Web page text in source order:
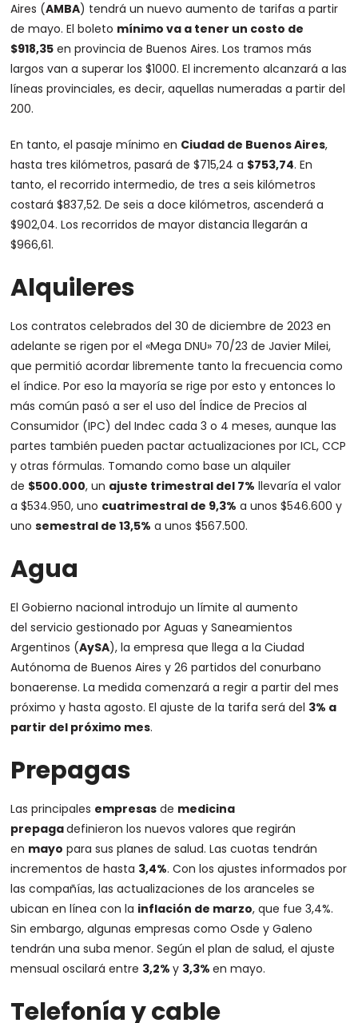
Aires (AMBA) tendrá un nuevo aumento de tarifas a partir
de mayo. El boleto mínimo va a tener un costo de
$918,35 en provincia de Buenos Aires. Los tramos más
largos van a superar los $1000. El incremento alcanzará a las
líneas provinciales, es decir, aquellas numeradas a partir del
200.
En tanto, el pasaje mínimo en Ciudad de Buenos Aires,
hasta tres kilómetros, pasará de $715,24 a $753,74. En
tanto, el recorrido intermedio, de tres a seis kilómetros
costará $837,52. De seis a doce kilómetros, ascenderá a
$902,04. Los recorridos de mayor distancia llegarán a
$966,61.
Alquileres
Los contratos celebrados del 30 de diciembre de 2023 en
adelante se rigen por el «Mega DNU» 70/23 de Javier Milei,
que permitió acordar libremente tanto la frecuencia como
el índice. Por eso la mayoría se rige por esto y entonces lo
más común pasó a ser el uso del Índice de Precios al
Consumidor (IPC) del Indec cada 3 o 4 meses, aunque las
partes también pueden pactar actualizaciones por ICL, CCP
y otras fórmulas. Tomando como base un alquiler
de $500.000, un ajuste trimestral del 7% llevaría el valor
a $534.950, uno cuatrimestral de 9,3% a unos $546.600 y
unosemestral de 13,5% a unos $567.500.
Agua
El Gobierno nacional introdujo un límite al aumento
del servicio gestionado por Aguas y Saneamientos
Argentinos (AySA), la empresa que llega a la Ciudad
Autónoma de Buenos Aires y 26 partidos del conurbano
bonaerense. La medida comenzará a regir a partir del mes
próximo y hasta agosto. El ajuste de la tarifa será del 3% a
partir del próximo mes.
Prepagas
Las principales empresas de medicina
prepagadefinieron los nuevos valores que regirán
en mayo para sus planes de salud. Las cuotas tendrán
incrementos de hasta 3,4%. Con los ajustes informados por
las compañías, las actualizaciones de los aranceles se
ubican en línea con la inflación de marzo, que fue 3,4%.
Sin embargo, algunas empresas como Osde y Galeno
tendrán una suba menor. Según el plan de salud, el ajuste
mensual oscilará entre 3,2%y 3,3%en mayo.
Telefonía y cable